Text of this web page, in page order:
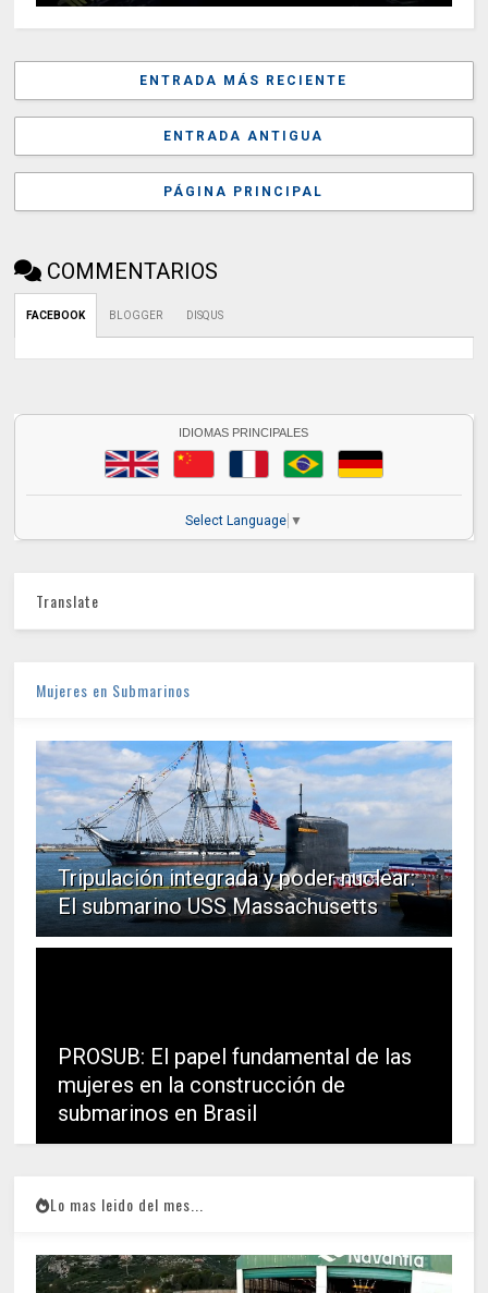
ENTRADA MÁS RECIENTE
ENTRADA ANTIGUA
PÁGINA PRINCIPAL
COMMENTARIOS
FACEBOOK BLOGGER DISQUS
IDIOMAS PRINCIPALES
Select Language ▼
Translate
Mujeres en Submarinos
Tripulación integrada y poder nuclear:
El submarino USS Massachusetts
PROSUB: El papel fundamental de las
mujeres en la construcción de
submarinos en Brasil
Lo mas leido del mes...